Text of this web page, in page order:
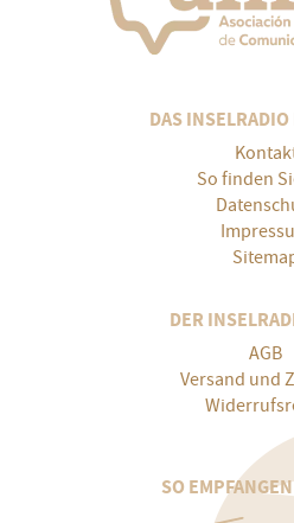
DAS INSELRADIO
So finden
DER
AGB
Versand und
SO